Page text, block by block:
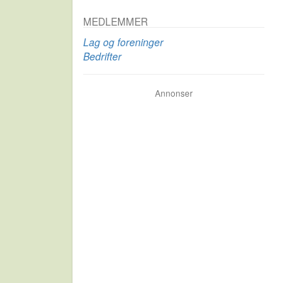
MEDLEMMER
Lag og foreninger
Bedrifter
Annonser